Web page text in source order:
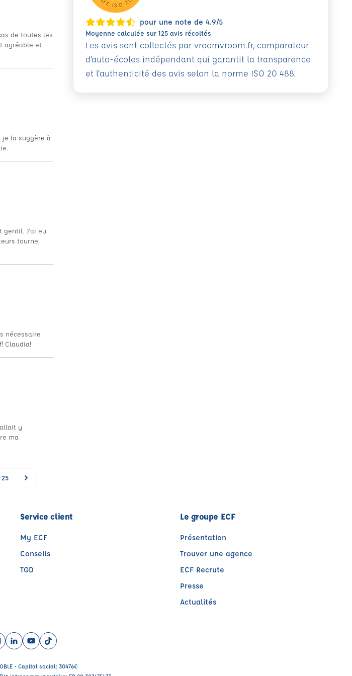
de toutes les
agréable et
je la suggère à
J’ai eu
tourne,
nécessaire
Claudia!
y
ma
25
pour une note de 4.9/5
Moyenne calculée sur 125 avis récoltés
Les avis sont collectés par vroomvroom.fr, comparateur
d’auto-écoles indépendant qui garantit la transparence
et l'authenticité des avis selon la norme ISO 20 488.
Service client
My ECF
Conseils
TGD
Le groupe ECF
Présentation
Trouver une agence
ECF Recrute
Presse
Actualités
(nouvelle fenêtre)
(nouvelle fenêtre)
LinkedIn (nouvelle fenêtre)
YouTube (nouvelle fenêtre)
TikTok (nouvelle fenêtre)
- Capital social: 30476€